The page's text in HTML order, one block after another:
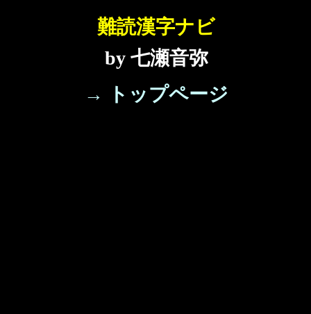
難読漢字ナビ
by 七瀬音弥
→ トップページ